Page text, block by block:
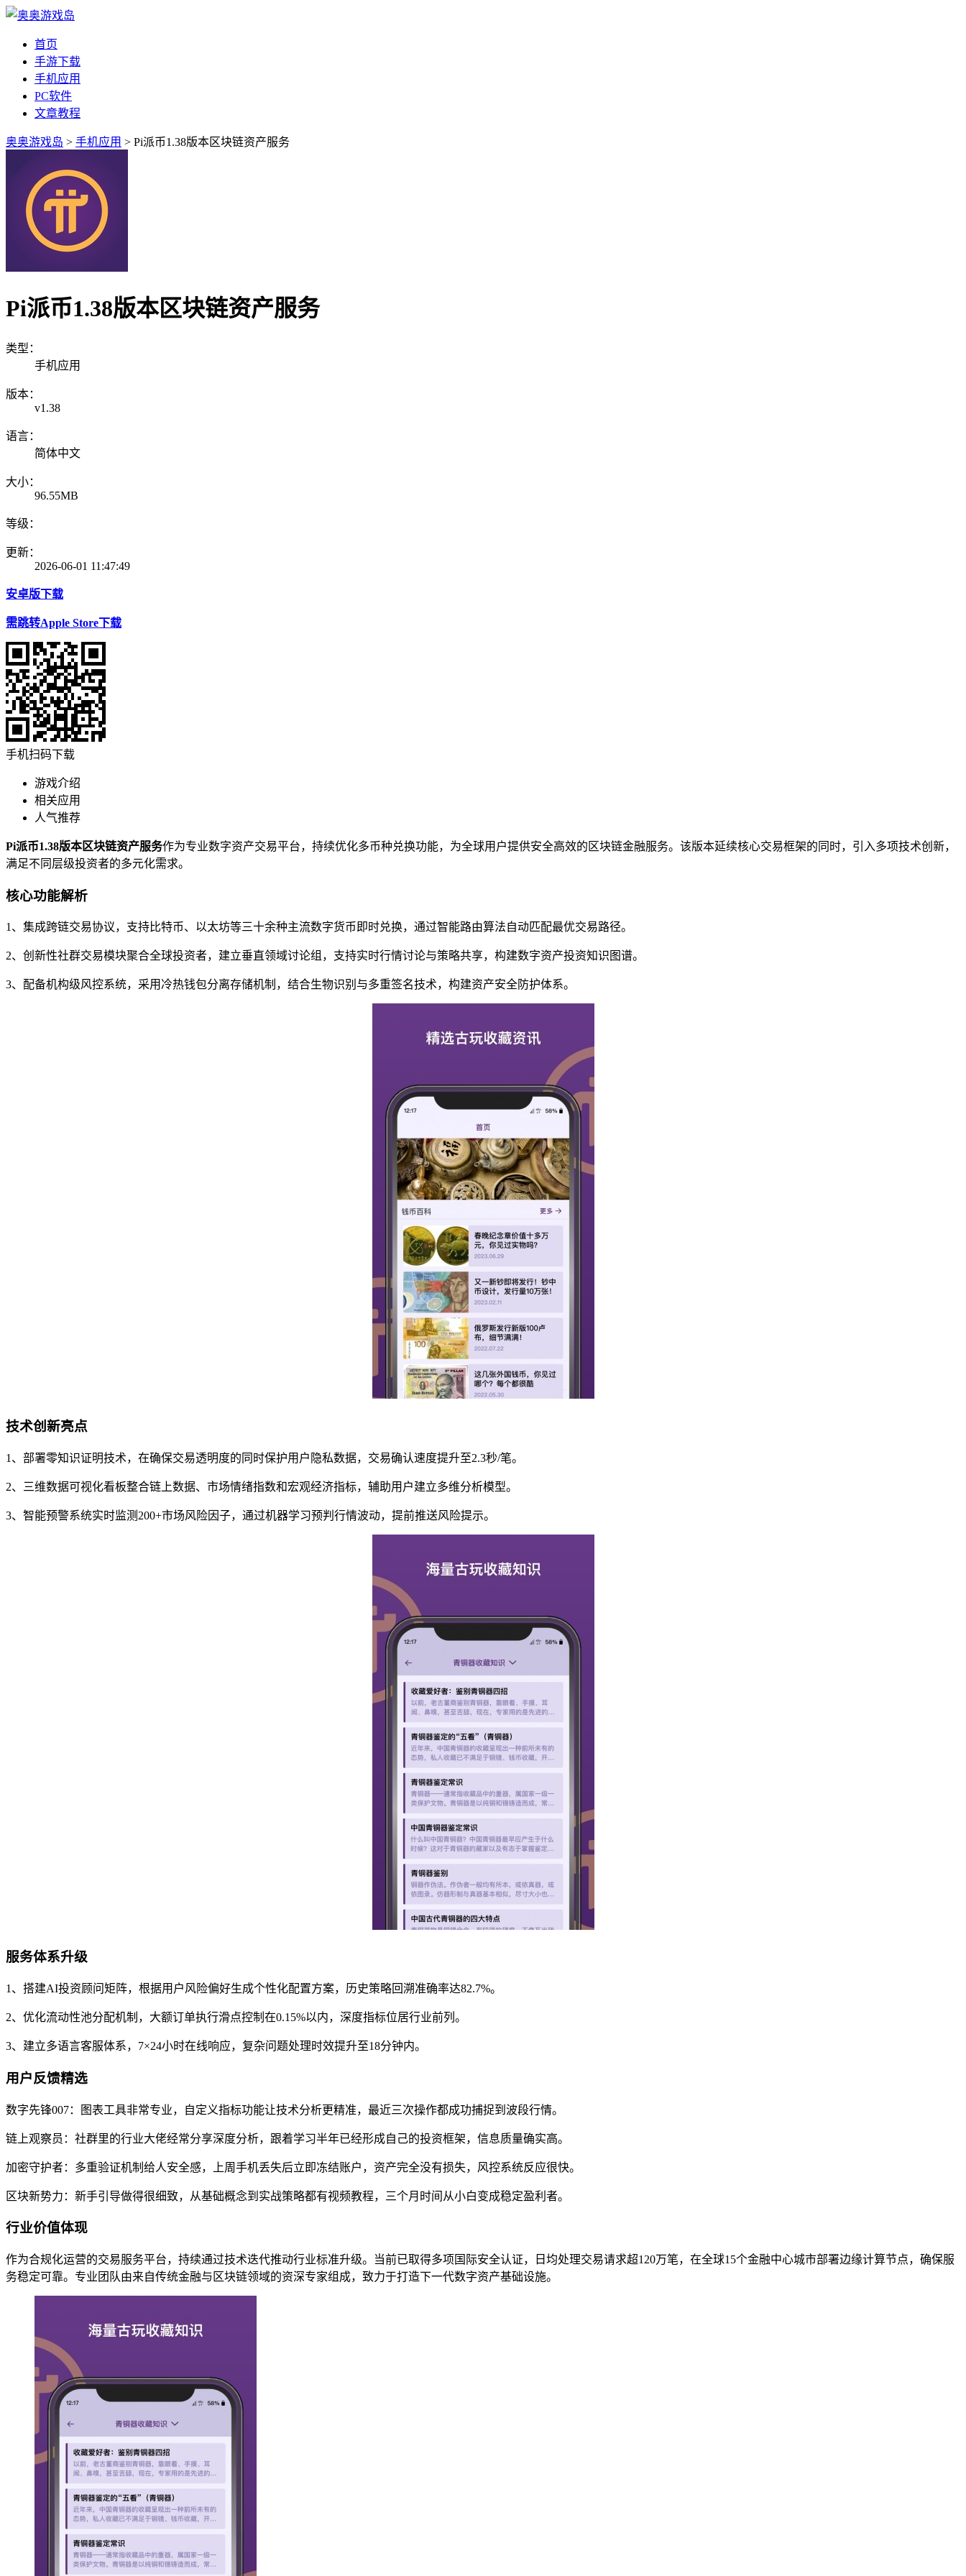
首页
手游下载
手机应用
PC软件
文章教程
奥奥游戏岛 > 手机应用 > Pi派币1.38版本区块链资产服务
Pi派币1.38版本区块链资产服务
类型：
手机应用
版本：
v1.38
语言：
简体中文
大小：
96.55MB
等级：
更新：
2026-06-01 11:47:49
安卓版下载
需跳转Apple Store下载
手机扫码下载
游戏介绍
相关应用
人气推荐
Pi派币1.38版本区块链资产服务作为专业数字资产交易平台，持续优化多币种兑换功能，为全球用户提供安全高效的区块链金融服务。该版本延续核心交易框架的同时，引入多项技术创新，
满足不同层级投资者的多元化需求。
核心功能解析
1、集成跨链交易协议，支持比特币、以太坊等三十余种主流数字货币即时兑换，通过智能路由算法自动匹配最优交易路径。
2、创新性社群交易模块聚合全球投资者，建立垂直领域讨论组，支持实时行情讨论与策略共享，构建数字资产投资知识图谱。
3、配备机构级风控系统，采用冷热钱包分离存储机制，结合生物识别与多重签名技术，构建资产安全防护体系。
技术创新亮点
1、部署零知识证明技术，在确保交易透明度的同时保护用户隐私数据，交易确认速度提升至2.3秒/笔。
2、三维数据可视化看板整合链上数据、市场情绪指数和宏观经济指标，辅助用户建立多维分析模型。
3、智能预警系统实时监测200+市场风险因子，通过机器学习预判行情波动，提前推送风险提示。
服务体系升级
1、搭建AI投资顾问矩阵，根据用户风险偏好生成个性化配置方案，历史策略回溯准确率达82.7%。
2、优化流动性池分配机制，大额订单执行滑点控制在0.15%以内，深度指标位居行业前列。
3、建立多语言客服体系，7×24小时在线响应，复杂问题处理时效提升至18分钟内。
用户反馈精选
数字先锋007：图表工具非常专业，自定义指标功能让技术分析更精准，最近三次操作都成功捕捉到波段行情。
链上观察员：社群里的行业大佬经常分享深度分析，跟着学习半年已经形成自己的投资框架，信息质量确实高。
加密守护者：多重验证机制给人安全感，上周手机丢失后立即冻结账户，资产完全没有损失，风控系统反应很快。
区块新势力：新手引导做得很细致，从基础概念到实战策略都有视频教程，三个月时间从小白变成稳定盈利者。
行业价值体现
作为合规化运营的交易服务平台，持续通过技术迭代推动行业标准升级。当前已取得多项国际安全认证，日均处理交易请求超120万笔，在全球15个金融中心城市部署边缘计算节点，确保服
务稳定可靠。专业团队由来自传统金融与区块链领域的资深专家组成，致力于打造下一代数字资产基础设施。